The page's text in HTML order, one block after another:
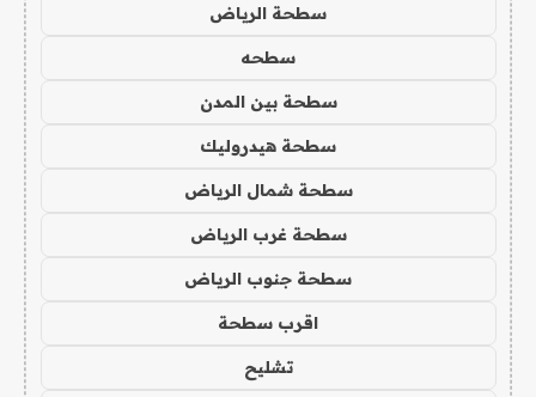
سطحة الرياض
سطحه
سطحة بين المدن
سطحة هيدروليك
سطحة شمال الرياض
سطحة غرب الرياض
سطحة جنوب الرياض
اقرب سطحة
تشليح